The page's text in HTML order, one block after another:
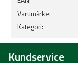
Varumärke:
Kategori:
Kundservice